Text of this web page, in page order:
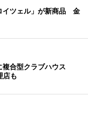
イツェル」が新商品 金
合型クラブハウス
店も